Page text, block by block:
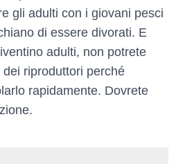
gli adulti con i giovani pesci
di essere divorati. E
adulti, non potrete
riproduttori perché
rapidamente. Dovrete